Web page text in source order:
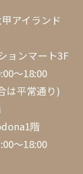
アイランド
ョンマート3F
～18:00
は平常通り)
階
～18:00